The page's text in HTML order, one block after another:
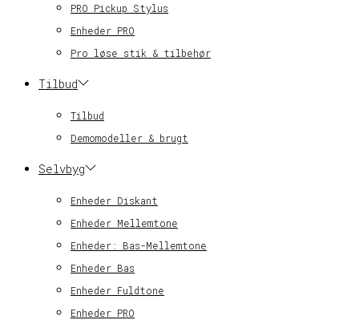
PRO Pickup Stylus
Enheder PRO
Pro løse stik & tilbehør
Tilbud
Tilbud
Demomodeller & brugt
Selvbyg
Enheder Diskant
Enheder Mellemtone
Enheder: Bas-Mellemtone
Enheder Bas
Enheder Fuldtone
Enheder PRO